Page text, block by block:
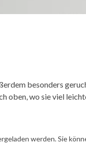
besonders
wo sie viel
werden. Sie